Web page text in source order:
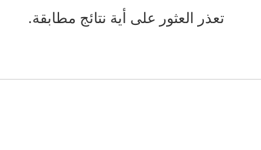
تعذر العثور على أية نتائج مطابقة.